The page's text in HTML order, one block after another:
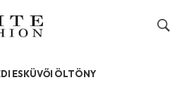
ESKÜVŐI ÖLTÖNY